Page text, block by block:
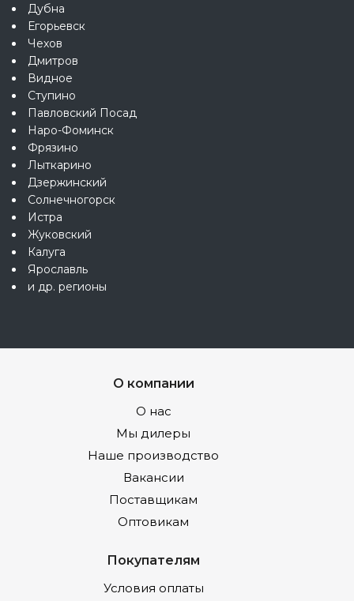
Дубна
Егорьевск
Чехов
Дмитров
Видное
Ступино
Павловский Посад
Наро-Фоминск
Фрязино
Лыткарино
Дзержинский
Солнечногорск
Истра
Жуковский
Калуга
Ярославль
и др. регионы
О компании
О нас
Мы дилеры
Наше производство
Вакансии
Поставщикам
Оптовикам
Покупателям
Условия оплаты